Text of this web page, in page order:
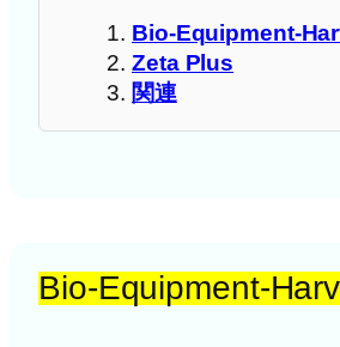
Bio-Equipment-
Zeta Plus
関連
Bio-Equipment-